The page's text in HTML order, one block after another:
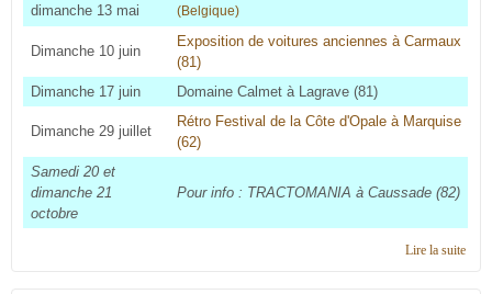
dimanche 13 mai
(Belgique)
Dimanche 10 juin
Exposition de voitures anciennes à Carmaux
(81)
Dimanche 17 juin
Domaine Calmet à Lagrave (81)
Dimanche 29 juillet
Rétro Festival de la Côte d'Opale à Marquise
(62)
Samedi 20 et
dimanche 21
octobre
Pour info : TRACTOMANIA à Caussade (82)
Lire la suitede